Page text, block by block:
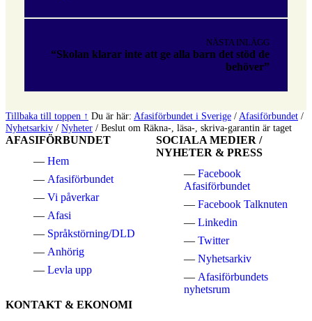
NÄSTA INLÄGG
“Skolan klarar inte att ge alla barn det stöd de
behöver”
Tillbaka till toppen ↑ Du är här: Afasiförbundet i Sverige / Afasiförbundet /
Nyhetsarkiv / Nyheter / Beslut om Räkna-, läsa-, skriva-garantin är taget
AFASIFÖRBUNDET
Hem
Afasiförbundet
Vi påverkar
Afasi
Språkstörning/DLD
Anhörig
Levla upp
SOCIALA MEDIER /
NYHETER & PRESS
Facebook
Afasiförbundet
Facebook Talknuten
Linkedin
Twitter
Nyhetsarkiv
Afasiförbundets
nyhetsrum
KONTAKT & EKONOMI